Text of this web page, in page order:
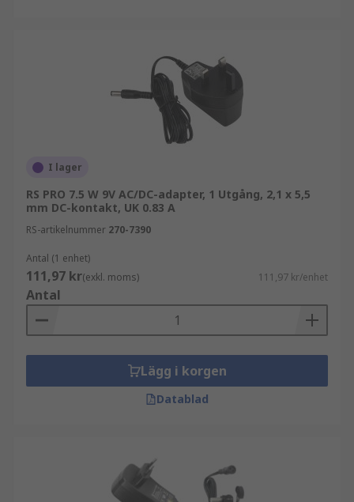
I lager
RS PRO 7.5 W 9V AC/DC-adapter, 1 Utgång, 2,1 x 5,5
mm DC-kontakt, UK 0.83 A
RS-artikelnummer 270-7390
Antal (1 enhet)
111,97 kr(exkl. moms) 111,97 kr/enhet
Antal
Lägg i korgen
Datablad